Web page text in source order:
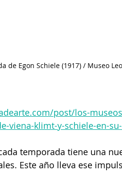
de Egon Schiele (1917) / Museo
post/los-
viena-klimt-y-schiele-en-
temporada tiene una
Este año lleva ese